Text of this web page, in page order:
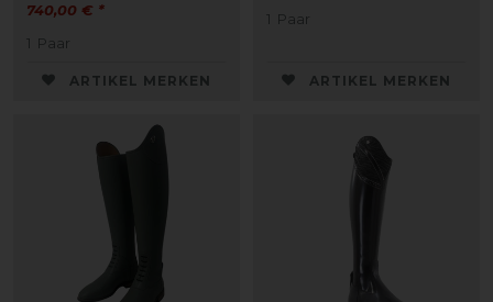
740,00 € *
1 Paar
ARTIKEL MERKEN
1 Paar
ARTIKEL MERKEN